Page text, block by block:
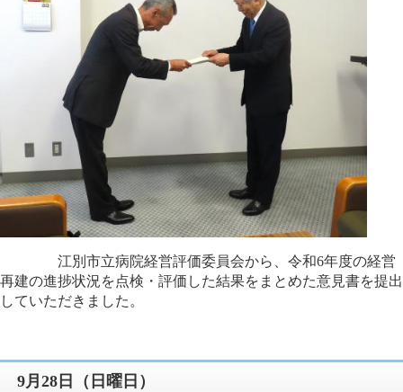
江別市立病院経営評価委員会から、令和6年度の経営
再建の進捗状況を点検・評価した結果をまとめた意見書を提出
していただきました。
9月28日（日曜日）